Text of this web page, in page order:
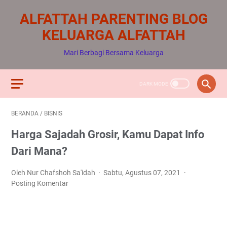
ALFATTAH PARENTING BLOG
KELUARGA ALFATTAH
Mari Berbagi Bersama Keluarga
BERANDA / BISNIS
Harga Sajadah Grosir, Kamu Dapat Info
Dari Mana?
Oleh Nur Chafshoh Sa'idah
Sabtu, Agustus 07, 2021
Posting Komentar